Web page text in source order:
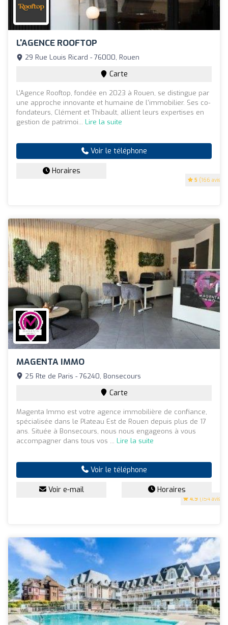
L'AGENCE ROOFTOP
5 (166 avis)
29 Rue Louis Ricard - 76000, Rouen
Carte
L'Agence Rooftop, fondée en 2023 à Rouen, se distingue par
une approche innovante et humaine de l'immobilier. Ses co-
fondateurs, Clément et Thibault, allient leurs expertises en
gestion de patrimoi... Lire la suite
Voir le téléphone
Horaires
MAGENTA IMMO
4.9 (154 avis)
25 Rte de Paris - 76240, Bonsecours
Carte
Magenta Immo est votre agence immobilière de confiance,
spécialisée dans le Plateau Est de Rouen depuis plus de 17
ans. Située à Bonsecours, nous nous engageons à vous
accompagner dans tous vos ... Lire la suite
Voir le téléphone
Voir e-mail Horaires